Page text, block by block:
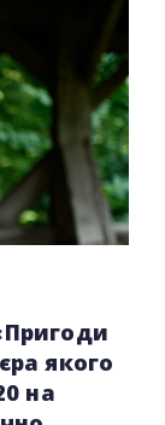
якого
на